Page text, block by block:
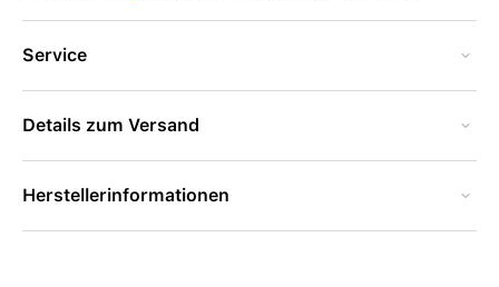
Service
Details zum Versand
Herstellerinformationen